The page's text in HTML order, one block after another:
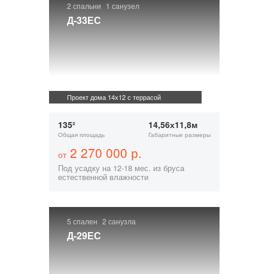
2 спальни 1 санузел
Д-33ЕС
Проект дома 14х12 с террасой
135²
Общая площадь
14,56х11,8м
Габаритные размеры
от2 270 000 р.
Под усадку на 12-18 мес. из бруса
естественной влажности
5 спален 2 санузла
Д-29ЕС